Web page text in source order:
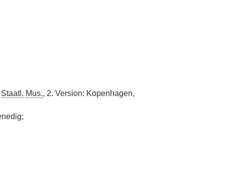
Staatl. Mus., 2. Version: Kopenhagen,